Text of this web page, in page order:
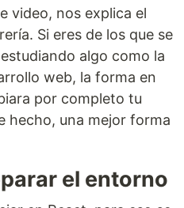
video, nos explica el
Si eres de los que se
algo como la
web, la forma en
por completo tu
hecho, una mejor forma
el entorno